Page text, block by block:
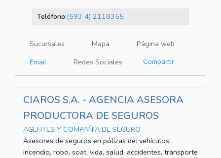
Teléfono:(593 4) 2118355
Sucursales Mapa
Página web
Email
Redes Sociales Compartir
CIAROS S.A. - AGENCIA ASESORA
PRODUCTORA DE SEGUROS
AGENTES Y COMPAÑIA DE SEGURO
Asesores de seguros en pólizas de: vehículos,
incendio, robo, soat, vida, salud, accidentes, transporte